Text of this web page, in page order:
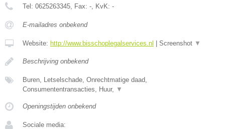
Tel: 0625263345 , Fax: - , KvK: -
E-mailadres onbekend
Website: http://www.bisschoplegalservices.nl | Screenshot ▼
Beschrijving onbekend
Buren, Letselschade, Onrechtmatige daad,
Consumententransacties, Huur,
▼
Openingstijden onbekend
Sociale media: